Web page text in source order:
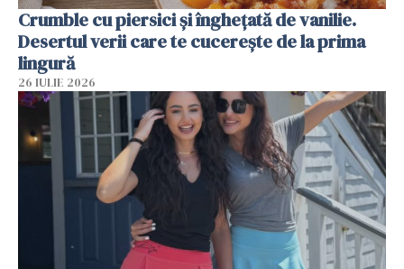
Crumble cu piersici și înghețată de vanilie.
Desertul verii care te cucerește de la prima
lingură
26 IULIE 2026